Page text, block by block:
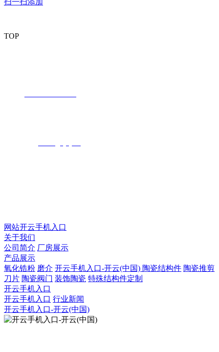
扫一扫添加
TOP
网站开云手机入口
关于我们
公司简介 厂房展示
产品展示
氧化锆粉 磨介 开云手机入口-开云(中国) 陶瓷结构件 陶瓷推剪
刀片 陶瓷阀门 装饰陶瓷 特殊结构件定制
开云手机入口
开云手机入口 行业新闻
开云手机入口-开云(中国)